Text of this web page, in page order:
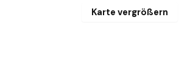
Karte vergrößern